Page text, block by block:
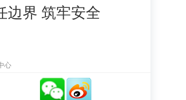
界 筑牢安全
心